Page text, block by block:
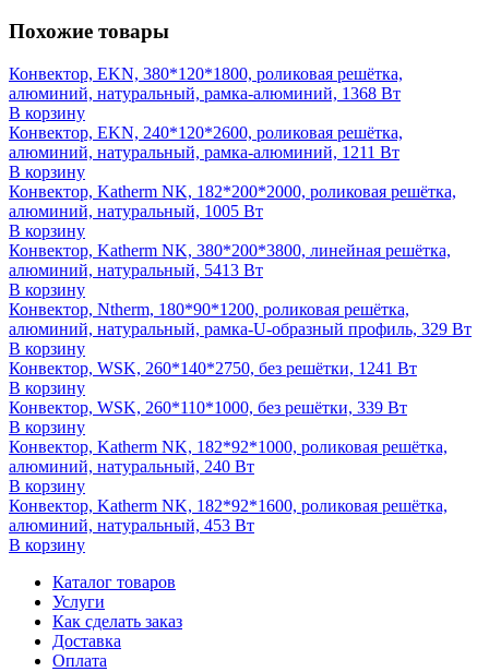
Похожие товары
Конвектор, EKN, 380*120*1800, роликовая решётка,
алюминий, натуральный, рамка-алюминий, 1368 Вт
В корзину
Конвектор, EKN, 240*120*2600, роликовая решётка,
алюминий, натуральный, рамка-алюминий, 1211 Вт
В корзину
Конвектор, Katherm NK, 182*200*2000, роликовая решётка,
алюминий, натуральный, 1005 Вт
В корзину
Конвектор, Katherm NK, 380*200*3800, линейная решётка,
алюминий, натуральный, 5413 Вт
В корзину
Конвектор, Ntherm, 180*90*1200, роликовая решётка,
алюминий, натуральный, рамка-U-образный профиль, 329 Вт
В корзину
Конвектор, WSK, 260*140*2750, без решётки, 1241 Вт
В корзину
Конвектор, WSK, 260*110*1000, без решётки, 339 Вт
В корзину
Конвектор, Katherm NK, 182*92*1000, роликовая решётка,
алюминий, натуральный, 240 Вт
В корзину
Конвектор, Katherm NK, 182*92*1600, роликовая решётка,
алюминий, натуральный, 453 Вт
В корзину
Каталог товаров
Услуги
Как сделать заказ
Доставка
Оплата